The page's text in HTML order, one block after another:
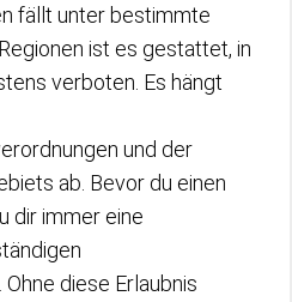
fällt unter bestimmte
ist es gestattet, in
verboten. Es hängt
und der
ab. Bevor du einen
dir immer eine
diese Erlaubnis